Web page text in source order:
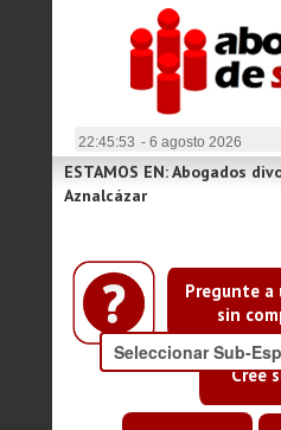
22:45:53 - 6 agosto 2026
Pregunte a
sin
Cree
ESTAMOS EN: Abogados
Aznalcázar